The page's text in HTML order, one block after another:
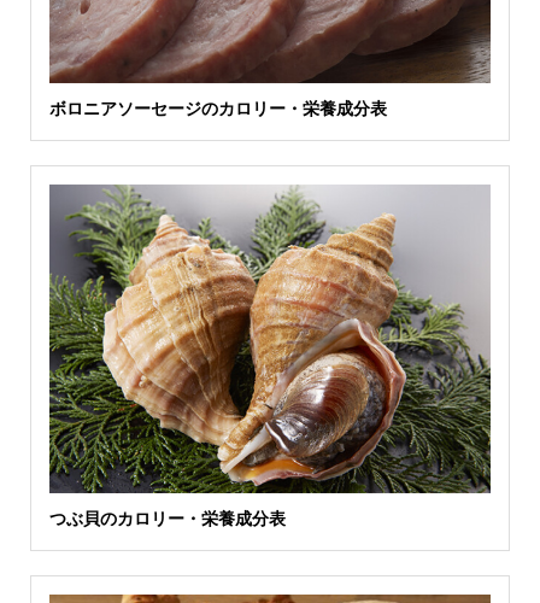
ボロニアソーセージのカロリー・栄養成分表
つぶ貝のカロリー・栄養成分表